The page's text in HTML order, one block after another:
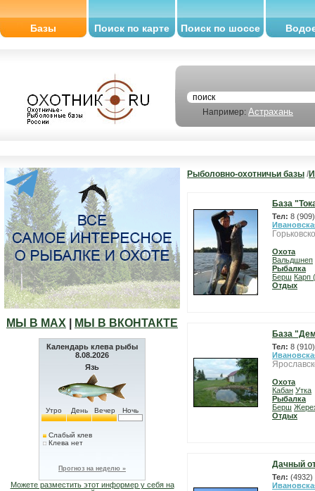
Базы Поиск по карте Поиск по шоссе
Например: Астрахань
МЫ В МАХ МЫ В ВКОНТАКТЕ
Календарь клева рыбы
8.08.2026
Язь
Утро День Вечер Ночь
Слабый клев
Клева нет
Прогноз на неделю »
Можете разместить этот информер у себя на
Рыболовно-охотничьи базы /
База
Тел: 8
Охота
Вальдшнеп
Рыбалка
Берш Карп
Отдых
База
Тел: 8
Охота
Кабан Утка
Рыбалка
Берш
Отдых
Дачный
Тел: (4932)